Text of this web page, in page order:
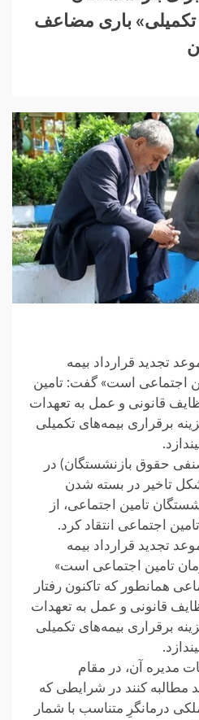
تکمیلی» باری مضاعف
تجدید قرارداد بیمه
اجتماعی است» گفت: تامین
قانونی و عمل به تعهدات
برقراری بیمه‌های تکمیلی
حقوق بازنشستگان) در
تاخیر در بسته شدن
تامین اجتماعی، از
اجتماعی انتقاد کرد.
تجدید قرارداد بیمه
تامین اجتماعی است»
همانطور که تاکنون رفتار
قانونی و عمل به تعهدات
برقراری بیمه‌های تکمیلی
مدیره آن، در مقام
مطالبه کنند در شرایطی که
درمانگرِ متناسب با شمار